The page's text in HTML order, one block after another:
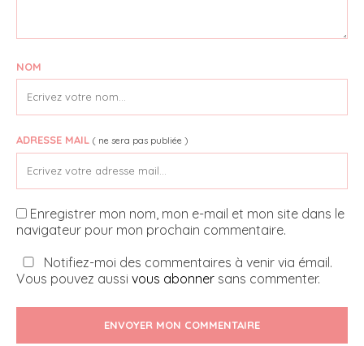
NOM
ADRESSE MAIL ( ne sera pas publiée )
Enregistrer mon nom, mon e-mail et mon site dans le
navigateur pour mon prochain commentaire.
Notifiez-moi des commentaires à venir via émail.
Vous pouvez aussi vous abonner sans commenter.
ENVOYER MON COMMENTAIRE